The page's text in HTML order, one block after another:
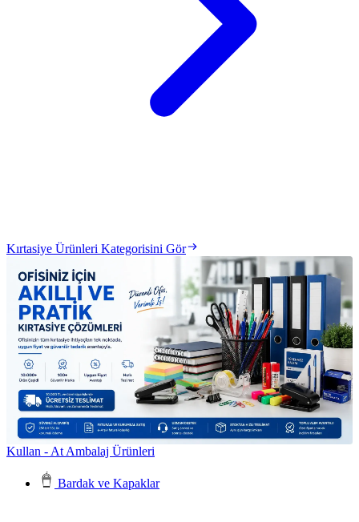
Kırtasiye Ürünleri Kategorisini Gör
Kullan - At Ambalaj Ürünleri
Bardak ve Kapaklar